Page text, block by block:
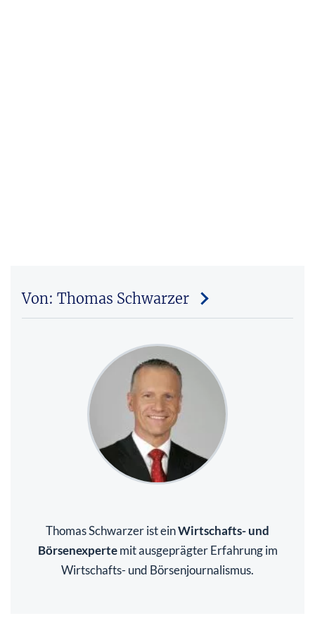
Von: Thomas Schwarzer
Thomas Schwarzer ist einWirtschafts- und
Börsenexpertemit ausgeprägter Erfahrung im
Wirtschafts- und Börsenjournalismus.